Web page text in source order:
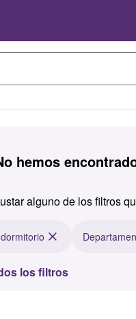
hemos
alguno de los filtros
los filtros